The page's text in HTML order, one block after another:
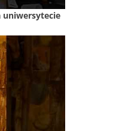
uniwersytecie